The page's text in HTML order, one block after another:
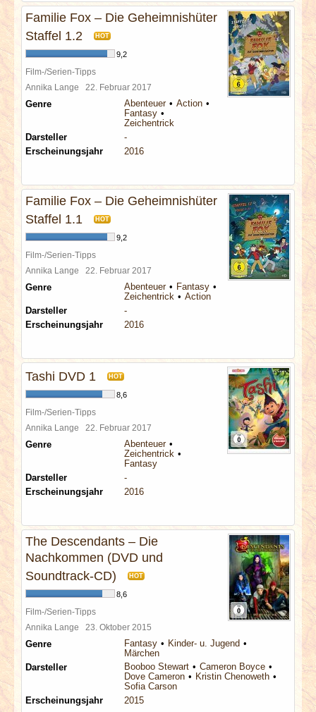
Familie Fox – Die Geheimnishüter
Staffel 1.2
HOT
9,2
Film-/Serien-Tipps
Annika Lange 22. Februar 2017
Genre Abenteuer
Action
Fantasy
Zeichentrick
Darsteller
-
Erscheinungsjahr
2016
Familie Fox – Die Geheimnishüter
Staffel 1.1
HOT
9,2
Film-/Serien-Tipps
Annika Lange 22. Februar 2017
Genre Abenteuer
Fantasy
Zeichentrick
Action
Darsteller
-
Erscheinungsjahr
2016
Tashi DVD 1 HOT
8,6
Film-/Serien-Tipps
Annika Lange 22. Februar 2017
Genre
Abenteuer
Zeichentrick
Fantasy
Darsteller
-
Erscheinungsjahr
2016
The Descendants – Die
Nachkommen (DVD und
Soundtrack-CD)
HOT
8,6
Film-/Serien-Tipps
Annika Lange 23. Oktober 2015
Genre Fantasy
Kinder- u. Jugend
Märchen
Darsteller
Booboo Stewart
Cameron Boyce
Dove Cameron
Kristin Chenoweth
Sofia Carson
Erscheinungsjahr
2015